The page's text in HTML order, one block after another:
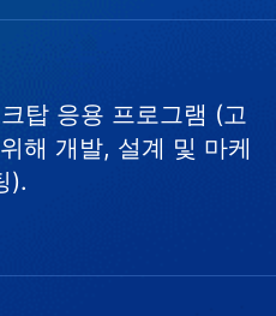
탑 응용 프로그램 (고
해 개발, 설계 및 마케
).